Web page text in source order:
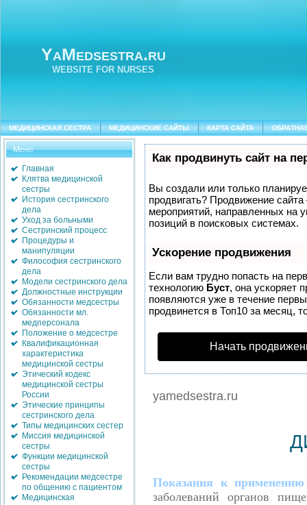
YaMedsestra.ru
WEBSITE FOR NURSES
МЕДИЦИНСКАЯ СЕСТРА МЕДИЦИНСКИЕ САЙТЫ КАРТА САЙТА
Меню
Главная
Клятва медицинской
сестры
История сестринского
дела
Уход за больными
Сестринский процесс
Процедуры и
манипуляции
Философия сестринского
дела
Модели сестринского дела
Должностные инструкции
Обязанности медсестры
Обязанности мл.
медперсонала
Положение о медсестре
Квалификационная
характеристика
медицинской сестры
Этический кодекс
медицинской сестры
России
Этические принципы
сестринского дела
Типы медицинских сестер
Миссия медицинской
сестры
Функции медицинской
сестры
Рекомендации медсестре
по общению с пациентом
Медицинская
Как продвинуть сайт на
Вы создали или только
продвигать? Продвижение
мероприятий, направленных на
позиций в поисковых системах.
Ускорение продвижения
Если вам трудно попасть на
технологию Буст, она ускоряет
появляются уже в течение
продвинется в Топ10 за месяц,
Начать
yamedsestra.ru
Показания к
заболеваний органов